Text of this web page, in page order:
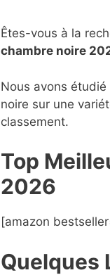
Êtes-vous à la
chambre noire
Nous avons étudié
noire sur une
classement.
Top
2026
[amazon
Quelques